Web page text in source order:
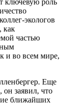
ключевую роль
экологов
как
частью
и во всем мире,
Еще
заявил, что
ближайших